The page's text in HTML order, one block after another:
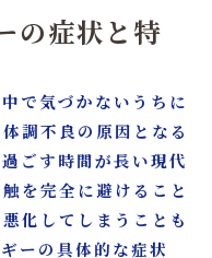
の症状と特
で気づかないうちに
調不良の原因となる
ごす時間が長い現代
を完全に避けること
化してしまうことも
ーの具体的な症状